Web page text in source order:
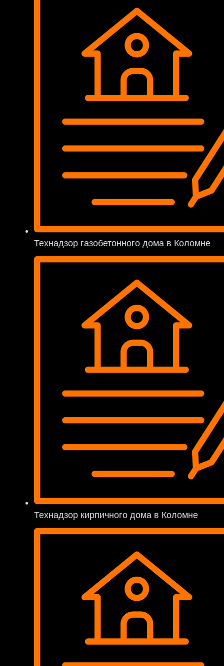
Технадзор газобетонного дома в Коломне
Технадзор кирпичного дома в Коломне